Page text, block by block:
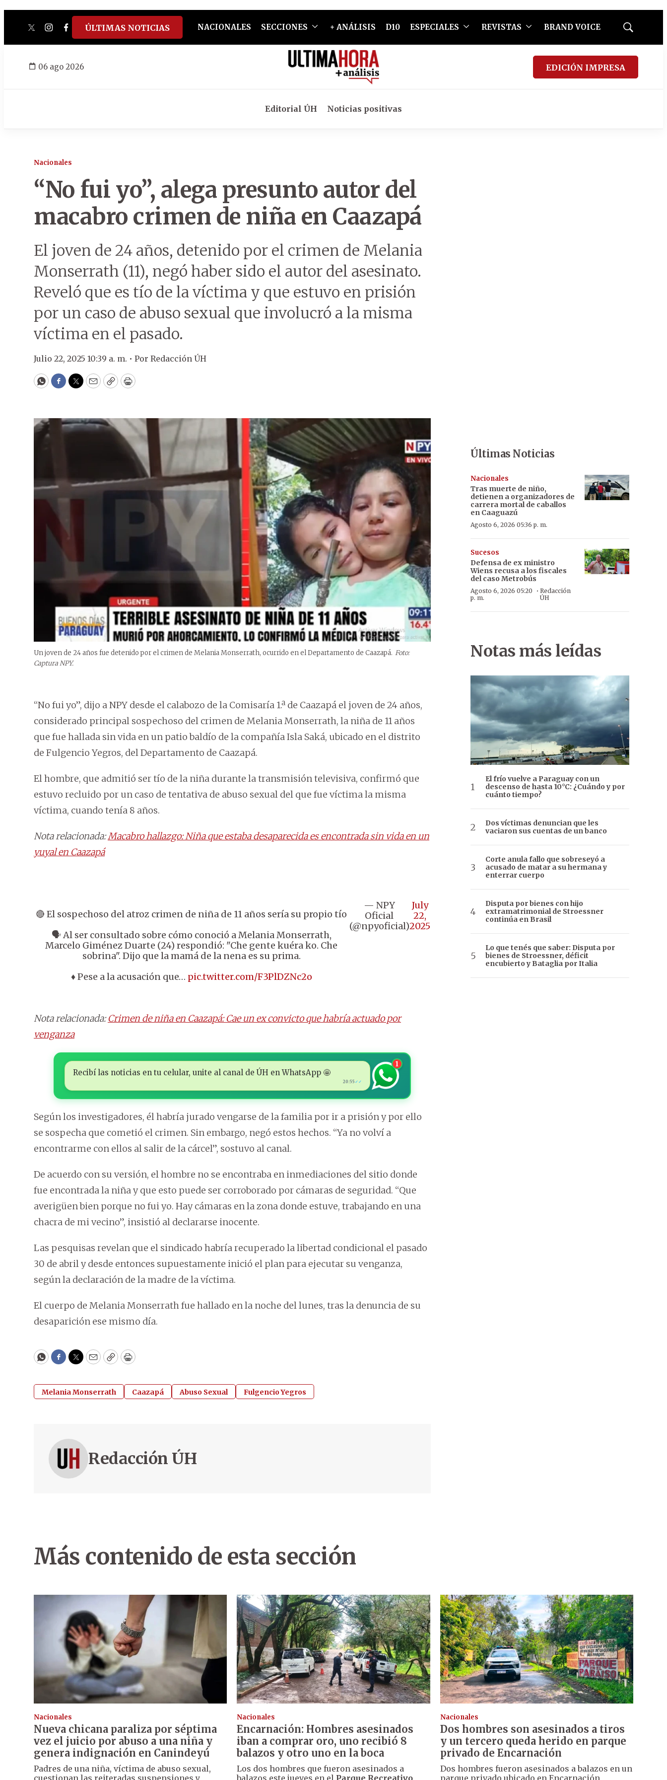
twitterinstagram
facebook
tiktokyoutube
spotify
ÚLTIMAS NOTICIAS NACIONALES SECCIONES + ANÁLISIS D10 ESPECIALES REVISTAS BRAND VOICE
Mostrar
06 ago 2026 EDICIÓN IMPRESA
Editorial ÚH Noticias positivas
Nacionales
“No fui yo”, alega presunto autor del
macabro crimen de niña en Caazapá
El joven de 24 años, detenido por el crimen de Melania
Monserrath (11), negó haber sido el autor del asesinato.
Reveló que es tío de la víctima y que estuvo en prisión
por un caso de abuso sexual que involucró a la misma
víctima en el pasado.
Julio 22, 2025 10:39 a. m. • Por Redacción ÚH
WhatsApp
Facebook
Twitter
EmailCopyPrint
Un joven de 24 años fue detenido por el crimen de Melania Monserrath, ocurrido en el Departamento de Caazapá. Foto:
Captura NPY.
“No fui yo”, dijo a NPY desde el calabozo de la Comisaría 1.ª de Caazapá el joven de 24 años,
considerado principal sospechoso del crimen de Melania Monserrath, la niña de 11 años
que fue hallada sin vida en un patio baldío de la compañía Isla Saká, ubicado en el distrito
de Fulgencio Yegros, del Departamento de Caazapá.
El hombre, que admitió ser tío de la niña durante la transmisión televisiva, confirmó que
estuvo recluido por un caso de tentativa de abuso sexual del que fue víctima la misma
víctima, cuando tenía 8 años.
Nota relacionada:Macabro hallazgo: Niña que estaba desaparecida es encontrada sin vida en un
yuyal en Caazapá
🔴 El sospechoso del atroz crimen de niña de 11 años sería su propio tío
🗣️ Al ser consultado sobre cómo conoció a Melania Monserrath,
Marcelo Giménez Duarte (24) respondió: "Che gente kuéra ko. Che
sobrina". Dijo que la mamá de la nena es su prima.
♦️ Pese a la acusación que… pic.twitter.com/F3PlDZNc2o
— NPY
Oficial
(@npyoficial)
July
22,
2025
Nota relacionada:Crimen de niña en Caazapá: Cae un ex convicto que habría actuado por
venganza
Recibí las noticias en tu celular, unite al canal de ÚH en WhatsApp 🤩
20:55 ✓✓
1
Según los investigadores, él habría jurado vengarse de la familia por ir a prisión y por ello
se sospecha que cometió el crimen. Sin embargo, negó estos hechos. “Ya no volví a
encontrarme con ellos al salir de la cárcel”, sostuvo al canal.
De acuerdo con su versión, el hombre no se encontraba en inmediaciones del sitio donde
fue encontrada la niña y que esto puede ser corroborado por cámaras de seguridad. “Que
averigüen bien porque no fui yo. Hay cámaras en la zona donde estuve, trabajando en una
chacra de mi vecino”, insistió al declararse inocente.
Las pesquisas revelan que el sindicado habría recuperado la libertad condicional el pasado
30 de abril y desde entonces supuestamente inició el plan para ejecutar su venganza,
según la declaración de la madre de la víctima.
El cuerpo de Melania Monserrath fue hallado en la noche del lunes, tras la denuncia de su
desaparición ese mismo día.
WhatsApp
Facebook
Twitter
EmailCopyPrint
Melania Monserrath Caazapá Abuso Sexual Fulgencio Yegros
Redacción ÚH
Últimas Noticias
Nacionales
Tras muerte de niño,
detienen a organizadores de
carrera mortal de caballos
en Caaguazú
Agosto 6, 2026 05:36 p. m.
Sucesos
Defensa de ex ministro
Wiens recusa a los fiscales
del caso Metrobús
Agosto 6, 2026 05:20
p. m.
· Redacción
ÚH
Notas más leídas
El frío vuelve a Paraguay con un
descenso de hasta 10°C: ¿Cuándo y por
cuánto tiempo?
Dos víctimas denuncian que les
vaciaron sus cuentas de un banco
Corte anula fallo que sobreseyó a
acusado de matar a su hermana y
enterrar cuerpo
Disputa por bienes con hijo
extramatrimonial de Stroessner
continúa en Brasil
Lo que tenés que saber: Disputa por
bienes de Stroessner, déficit
encubierto y Bataglia por Italia
Más contenido de esta sección
Nacionales
Nueva chicana paraliza por séptima
vez el juicio por abuso a una niña y
genera indignación en Canindeyú
Padres de una niña, víctima de abuso sexual,
Nacionales
Encarnación: Hombres asesinados
iban a comprar oro, uno recibió 8
balazos y otro uno en la boca
Los dos hombres que fueron asesinados a
Nacionales
Dos hombres son asesinados a tiros
y un tercero queda herido en parque
privado de Encarnación
Dos hombres fueron asesinados a balazos en un